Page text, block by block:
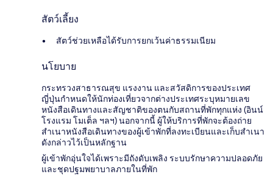
สัตว์เลี้ยง
สัตว์ช่วยเหลือได้รับการยกเว้นค่าธรรมเนียม
นโยบาย
กระทรวงสาธารณสุข แรงงาน และสวัสดิการของประเทศ
ญี่ปุ่นกำหนดให้นักท่องเที่ยวจากต่างประเทศระบุหมายเลข
หนังสือเดินทางและสัญชาติของตนกับสถานที่พักทุกแห่ง (อินน์
โรงแรม โมเต็ล ฯลฯ) นอกจากนี้ ผู้ให้บริการที่พักจะต้องถ่าย
สำเนาหนังสือเดินทางของผู้เข้าพักที่ลงทะเบียนและเก็บสำเนา
ดังกล่าวไว้เป็นหลักฐาน
ผู้เข้าพักอุ่นใจได้เพราะมีถังดับเพลิง ระบบรักษาความปลอดภัย
และชุดปฐมพยาบาลภายในที่พัก